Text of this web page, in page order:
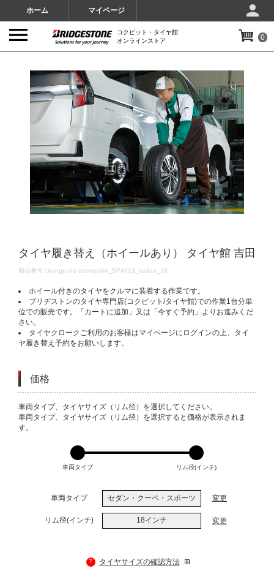
ホーム マイページ
コクピット・タイヤ館
オンラインストア
0
タイヤ履き替え（ホイールあり） タイヤ館 吉田
DETAILS
商品番号 change-tire-desorption_SP4913_sedan_18
ホイール付きのタイヤをクルマに装着する作業です。
ブリヂストンのタイヤ専門店(コクピット/タイヤ館)での作業1台分単
位での販売です。「カートに追加」又は「今すぐ予約」よりお進みくだ
さい。
タイヤクロークご利用のお客様はマイページにログインの上、タイ
ヤ履き替え予約をお願いします。
価格
VARIATIONS
車両タイプ、タイヤサイズ（リム径）を選択してください。
車両タイプ、タイヤサイズ（リム径）を選択すると価格が表示されま
す。
車両タイプ リム径(インチ)
車両タイプ セダン・クーペ・スポーツ 変更
リム径(インチ) 18インチ 変更
? タイヤサイズの確認方法